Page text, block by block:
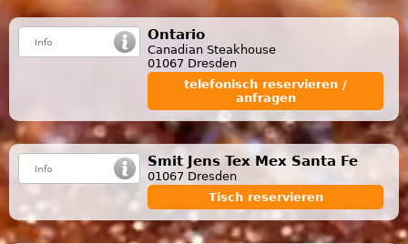
Ontario
Canadian Steakhouse
01067 Dresden
telefonisch reservieren /
anfragen
Smit Jens Tex Mex Santa Fe
01067 Dresden
Tisch reservieren